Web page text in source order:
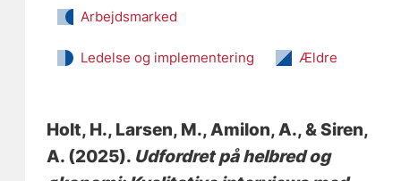
Arbejdsmarked
Ledelse og implementering Ældre
Holt, H., Larsen, M., Amilon, A., & Siren,
A. (2025). Udfordret på helbred og